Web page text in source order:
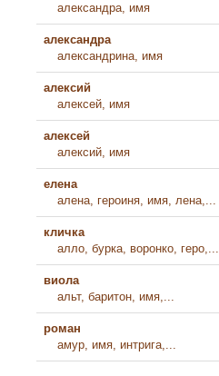
александра, имя
александра
александрина, имя
алексий
алексей, имя
алексей
алексий, имя
елена
алена, героиня, имя, лена,...
кличка
алло, бурка, воронко, геро,...
виола
альт, баритон, имя,...
роман
амур, имя, интрига,...